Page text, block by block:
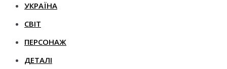
УКРАЇНА
СВІТ
ПЕРСОНАЖ
ДЕТАЛІ